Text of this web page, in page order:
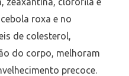
roxa e no
de colesterol,
do corpo, melhoram
precoce.